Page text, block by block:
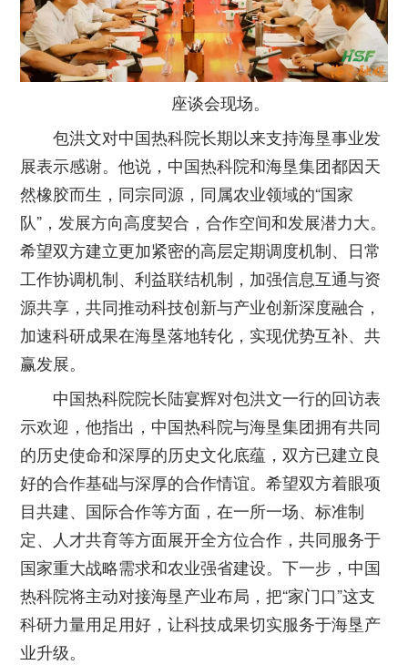
座谈会现场。
包洪文对中国热科院长期以来支持海垦事业发
展表示感谢。他说，中国热科院和海垦集团都因天
然橡胶而生，同宗同源，同属农业领域的“国家
队”，发展方向高度契合，合作空间和发展潜力大。
希望双方建立更加紧密的高层定期调度机制、日常
工作协调机制、利益联结机制，加强信息互通与资
源共享，共同推动科技创新与产业创新深度融合，
加速科研成果在海垦落地转化，实现优势互补、共
赢发展。
中国热科院院长陆宴辉对包洪文一行的回访表
示欢迎，他指出，中国热科院与海垦集团拥有共同
的历史使命和深厚的历史文化底蕴，双方已建立良
好的合作基础与深厚的合作情谊。希望双方着眼项
目共建、国际合作等方面，在一所一场、标准制
定、人才共育等方面展开全方位合作，共同服务于
国家重大战略需求和农业强省建设。下一步，中国
热科院将主动对接海垦产业布局，把“家门口”这支
科研力量用足用好，让科技成果切实服务于海垦产
业升级。